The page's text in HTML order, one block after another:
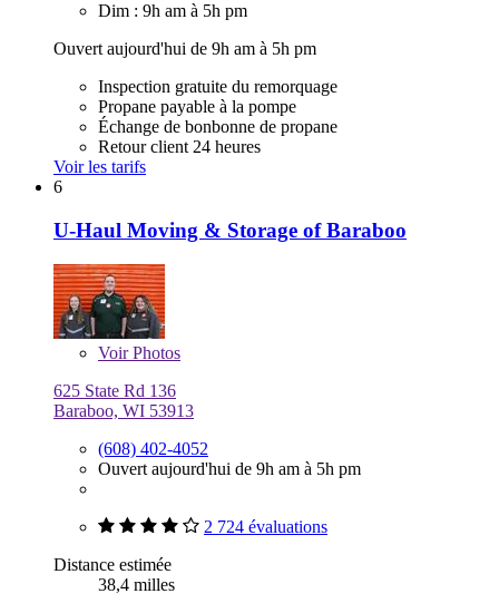
Dim : 9h am à 5h pm
Ouvert aujourd'hui de 9h am à 5h pm
Inspection gratuite du remorquage
Propane payable à la pompe
Échange de bonbonne de propane
Retour client 24 heures
Voir les tarifs
6
U-Haul Moving & Storage of Baraboo
VoirPhotos
625 State Rd 136
Baraboo, WI 53913
(608) 402-4052
Ouvert aujourd'hui de 9h am à 5h pm
2 724 évaluations
Distance estimée
38,4 milles